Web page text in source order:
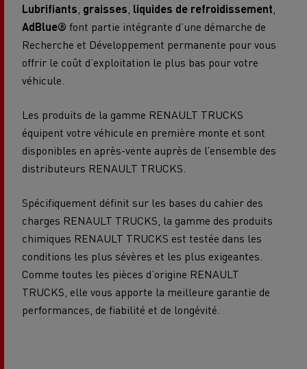
Lubrifiants graisses liquides de refroidissement
AdBlue® font partie intégrante d’une démarche de
Recherche et Développement permanente pour vous
offrir le coût d’exploitation le plus bas pour votre
véhicule.
Les produits de la gamme RENAULT TRUCKS
équipent votre véhicule en première monte et sont
disponibles en après-vente auprès de l’ensemble des
distributeurs RENAULT TRUCKS.
Spécifiquement définit sur les bases du cahier des
charges RENAULT TRUCKS, la gamme des produits
chimiques RENAULT TRUCKS est testée dans les
conditions les plus sévères et les plus exigeantes.
Comme toutes les pièces d’origine RENAULT
TRUCKS, elle vous apporte la meilleure garantie de
performances, de fiabilité et de longévité.